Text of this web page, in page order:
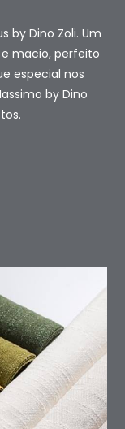
by Dino Zoli. Um
macio, perfeito
especial nos
by Dino